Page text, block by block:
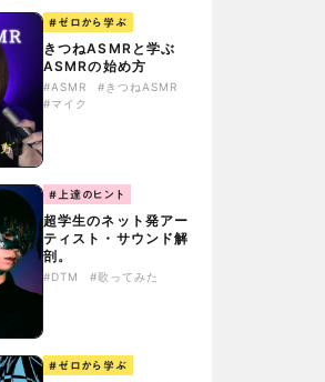
#ゼロから学ぶ
きつねASMRと学ぶ
ASMRの始め方
#ASMR
#きつねASMR
#マイク
#上達のヒント
超学生のネット発アー
ティスト・サウンド解
剖。
#DTM #歌ってみた
#ゼロから学ぶ